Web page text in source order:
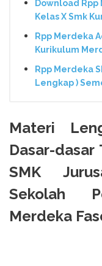
Download
Kelas X Smk
Rpp Merdeka
Kurikulum
Rpp Merdeka
Lengkap )
Materi
Dasar-
SMK
Sekolah
Merdeka